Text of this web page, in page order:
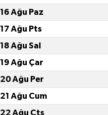
16 Ağu Paz
17 Ağu Pts
18 Ağu Sal
19 Ağu Çar
20 Ağu Per
21 Ağu Cum
22 Ağu Cts